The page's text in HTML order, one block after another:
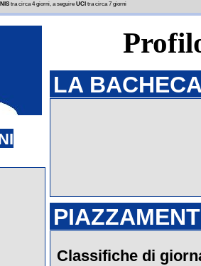
tra circa 4 giorni, a seguire UCI tra circa 7 giorni
LA
Classifiche di